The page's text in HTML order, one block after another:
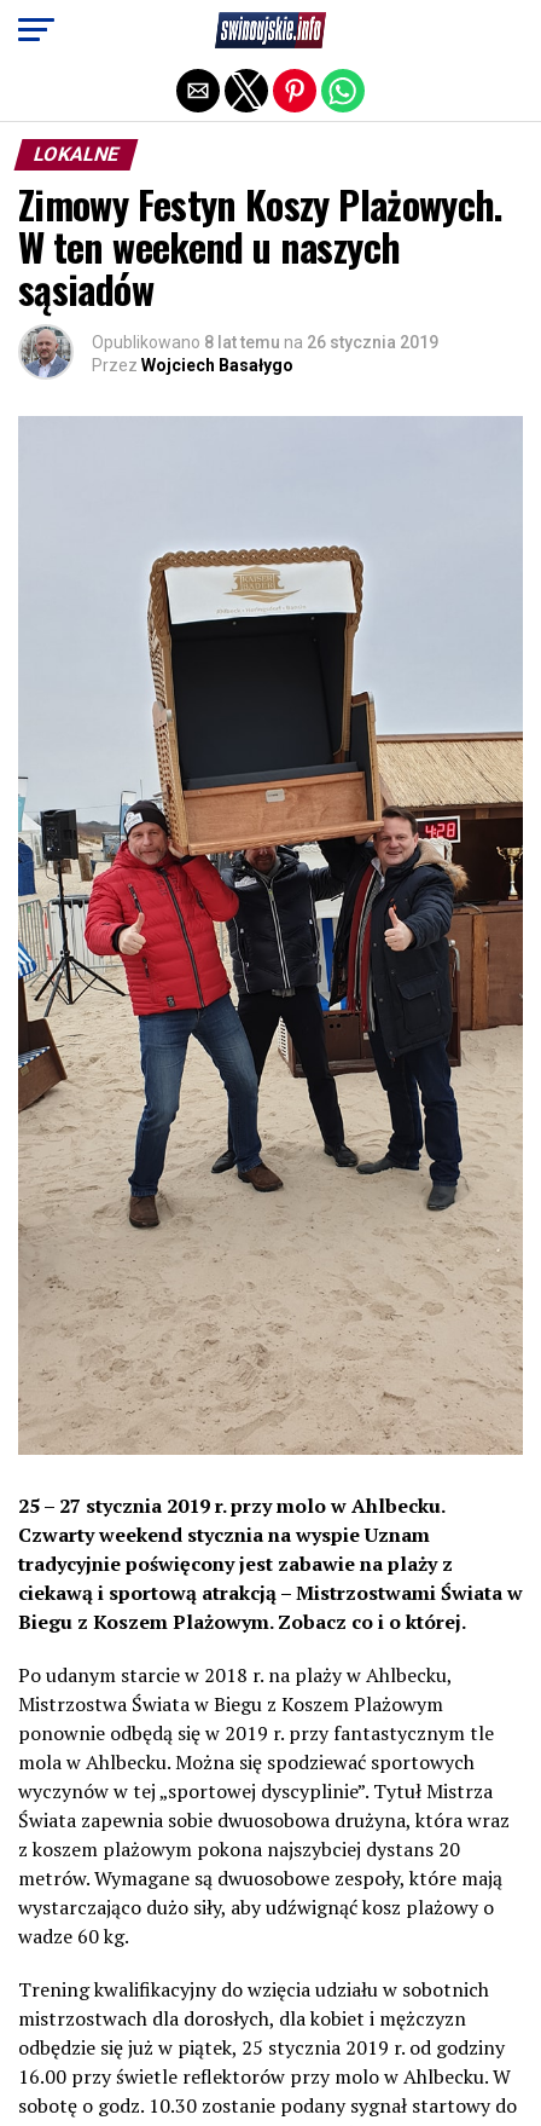
LOKALNE
Zimowy Festyn Koszy Plażowych.
W ten weekend u naszych
sąsiadów
Opublikowano 8 lat temu na 26 stycznia 2019
Przez Wojciech Basałygo
25 – 27 stycznia 2019 r. przy molo w Ahlbecku.
Czwarty weekend stycznia na wyspie Uznam
tradycyjnie poświęcony jest zabawie na plaży z
ciekawą i sportową atrakcją – Mistrzostwami Świata w
Biegu z Koszem Plażowym. Zobacz co i o której.
Po udanym starcie w 2018 r. na plaży w Ahlbecku,
Mistrzostwa Świata w Biegu z Koszem Plażowym
ponownie odbędą się w 2019 r. przy fantastycznym tle
mola w Ahlbecku. Można się spodziewać sportowych
wyczynów w tej „sportowej dyscyplinie”. Tytuł Mistrza
Świata zapewnia sobie dwuosobowa drużyna, która wraz
z koszem plażowym pokona najszybciej dystans 20
metrów. Wymagane są dwuosobowe zespoły, które mają
wystarczająco dużo siły, aby udźwignąć kosz plażowy o
wadze 60 kg.
Trening kwalifikacyjny do wzięcia udziału w sobotnich
mistrzostwach dla dorosłych, dla kobiet i mężczyzn
odbędzie się już w piątek, 25 stycznia 2019 r. od godziny
16.00 przy świetle reflektorów przy molo w Ahlbecku. W
sobotę o godz. 10.30 zostanie podany sygnał startowy do
Exit mobile version